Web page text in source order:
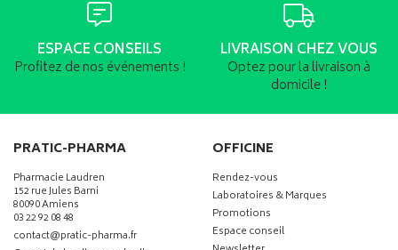
ESPACE CONSEILS
Profitez de nos événements !
LIVRAISON CHEZ VOUS
Optez pour la livraison à
domicile !
PRATIC-PHARMA
Pharmacie Laudren
152 rue Jules Barni
80090 Amiens
03 22 92 08 48
contact-
@-
pratic-pharma.fr
OFFICINE
Rendez-vous
Laboratoires & Marques
Promotions
Espace conseil